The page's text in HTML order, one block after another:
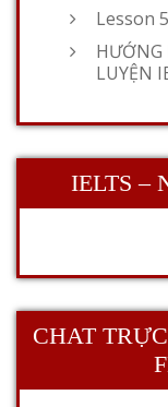
Lesson
HƯỚNG
LUYỆN
IELTS –
CHAT